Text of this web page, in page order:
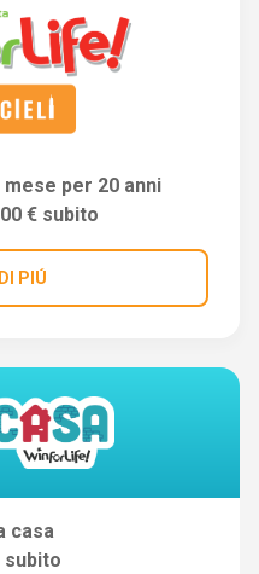
mese per 20 anni
€ subito
PIÚ
casa
subito